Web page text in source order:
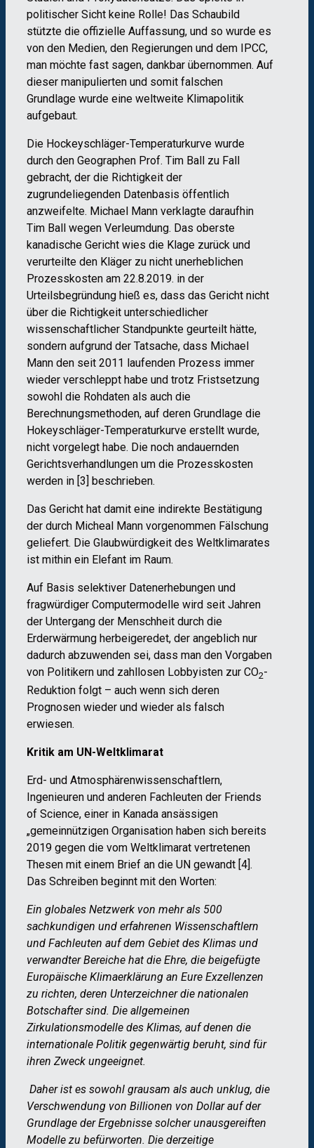
politischer Sicht keine Rolle! Das Schaubild
stützte die offizielle Auffassung, und so wurde es
von den Medien, den Regierungen und dem IPCC,
man möchte fast sagen, dankbar übernommen. Auf
dieser manipulierten und somit falschen
Grundlage wurde eine weltweite Klimapolitik
aufgebaut.
Die Hockeyschläger-Temperaturkurve wurde
durch den Geographen Prof. Tim Ball zu Fall
gebracht, der die Richtigkeit der
zugrundeliegenden Datenbasis öffentlich
anzweifelte. Michael Mann verklagte daraufhin
Tim Ball wegen Verleumdung. Das oberste
kanadische Gericht wies die Klage zurück und
verurteilte den Kläger zu nicht unerheblichen
Prozesskosten am 22.8.2019. in der
Urteilsbegründung hieß es, dass das Gericht nicht
über die Richtigkeit unterschiedlicher
wissenschaftlicher Standpunkte geurteilt hätte,
sondern aufgrund der Tatsache, dass Michael
Mann den seit 2011 laufenden Prozess immer
wieder verschleppt habe und trotz Fristsetzung
sowohl die Rohdaten als auch die
Berechnungsmethoden, auf deren Grundlage die
Hokeyschläger-Temperaturkurve erstellt wurde,
nicht vorgelegt habe. Die noch andauernden
Gerichtsverhandlungen um die Prozesskosten
werden in [3] beschrieben.
Das Gericht hat damit eine indirekte Bestätigung
der durch Micheal Mann vorgenommen Fälschung
geliefert. Die Glaubwürdigkeit des Weltklimarates
ist mithin ein Elefant im Raum.
Auf Basis selektiver Datenerhebungen und
fragwürdiger Computermodelle wird seit Jahren
der Untergang der Menschheit durch die
Erderwärmung herbeigeredet, der angeblich nur
dadurch abzuwenden sei, dass man den Vorgaben
von Politikern und zahllosen Lobbyisten zur CO2-
Reduktion folgt – auch wenn sich deren
Prognosen wieder und wieder als falsch
erwiesen.
Kritik am UN-Weltklimarat
Erd- und Atmosphärenwissenschaftlern,
Ingenieuren und anderen Fachleuten der Friends
of Science, einer in Kanada ansässigen
„gemeinnützigen Organisation haben sich bereits
2019 gegen die vom Weltklimarat vertretenen
Thesen mit einem Brief an die UN gewandt [4].
Das Schreiben beginnt mit den Worten:
Ein globales Netzwerk von mehr als 500
sachkundigen und erfahrenen Wissenschaftlern
und Fachleuten auf dem Gebiet des Klimas und
verwandter Bereiche hat die Ehre, die beigefügte
Europäische Klimaerklärung an Eure Exzellenzen
zu richten, deren Unterzeichner die nationalen
Botschafter sind. Die allgemeinen
Zirkulationsmodelle des Klimas, auf denen die
internationale Politik gegenwärtig beruht, sind für
ihren Zweck ungeeignet.
Daher ist es sowohl grausam als auch unklug, die
Verschwendung von Billionen von Dollar auf der
Grundlage der Ergebnisse solcher unausgereiften
Modelle zu befürworten. Die derzeitige